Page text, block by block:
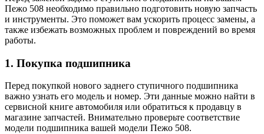
Пежо 508 необходимо правильно подготовить новую запчасть
и инструменты. Это поможет вам ускорить процесс замены, а
также избежать возможных проблем и повреждений во время
работы.
1. Покупка подшипника
Перед покупкой нового заднего ступичного подшипника
важно узнать его модель и номер. Эти данные можно найти в
сервисной книге автомобиля или обратиться к продавцу в
магазине запчастей. Внимательно проверьте соответствие
модели подшипника вашей модели Пежо 508.